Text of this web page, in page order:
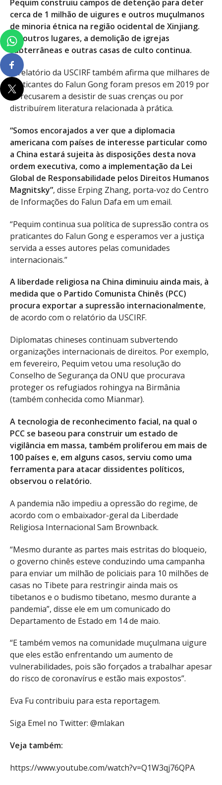
Pequim construiu campos de detenção para deter
cerca de 1 milhão de uigures e outros muçulmanos
de minoria étnica na região ocidental de Xinjiang.
Em outros lugares, a demolição de igrejas
subterrâneas e outras casas de culto continua.
O relatório da USCIRF também afirma que milhares de
praticantes do Falun Gong foram presos em 2019 por
se recusarem a desistir de suas crenças ou por
distribuírem literatura relacionada à prática.
“Somos encorajados a ver que a diplomacia
americana com países de interesse particular como
a China estará sujeita às disposições desta nova
ordem executiva, como a implementação da Lei
Global de Responsabilidade pelos Direitos Humanos
Magnitsky”, disse Erping Zhang, porta-voz do Centro
de Informações do Falun Dafa em um email.
“Pequim continua sua política de supressão contra os
praticantes do Falun Gong e esperamos ver a justiça
servida a esses autores pelas comunidades
internacionais.”
A liberdade religiosa na China diminuiu ainda mais, à
medida que o Partido Comunista Chinês (PCC)
procura exportar a supressão internacionalmente,
de acordo com o relatório da USCIRF.
Diplomatas chineses continuam subvertendo
organizações internacionais de direitos. Por exemplo,
em fevereiro, Pequim vetou uma resolução do
Conselho de Segurança da ONU que procurava
proteger os refugiados rohingya na Birmânia
(também conhecida como Mianmar).
A tecnologia de reconhecimento facial, na qual o
PCC se baseou para construir um estado de
vigilância em massa, também proliferou em mais de
100 países e, em alguns casos, serviu como uma
ferramenta para atacar dissidentes políticos,
observou o relatório.
A pandemia não impediu a opressão do regime, de
acordo com o embaixador-geral da Liberdade
Religiosa Internacional Sam Brownback.
“Mesmo durante as partes mais estritas do bloqueio,
o governo chinês esteve conduzindo uma campanha
para enviar um milhão de policiais para 10 milhões de
casas no Tibete para restringir ainda mais os
tibetanos e o budismo tibetano, mesmo durante a
pandemia”, disse ele em um comunicado do
Departamento de Estado em 14 de maio.
“E também vemos na comunidade muçulmana uigure
que eles estão enfrentando um aumento de
vulnerabilidades, pois são forçados a trabalhar apesar
do risco de coronavírus e estão mais expostos”.
Eva Fu contribuiu para esta reportagem.
Siga Emel no Twitter: @mlakan
Veja também:
https://www.youtube.com/watch?v=Q1W3qj76QPA